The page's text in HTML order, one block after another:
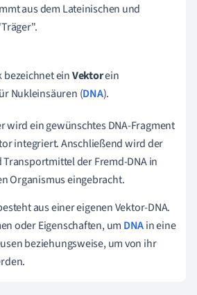
aus dem Lateinischen und
bezeichnet einVektorein
Nukleinsäuren (DNA).
wird ein gewünschtes DNA-Fragment
integriert. Anschließend wird der
Transportmittel der Fremd-DNA in
Organismus eingebracht.
aus einer eigenen Vektor-DNA.
oder Eigenschaften, um DNAin eine
beziehungsweise, um von ihr